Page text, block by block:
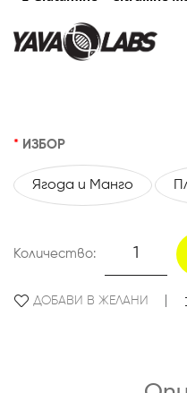
ИЗБОР
Ягода и Манго
Количество:
ДОБАВИ В ЖЕЛАНИ